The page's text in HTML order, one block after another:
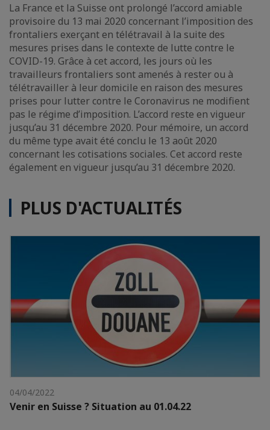
La France et la Suisse ont prolongé l’accord amiable
provisoire du 13 mai 2020 concernant l’imposition des
frontaliers exerçant en télétravail à la suite des
mesures prises dans le contexte de lutte contre le
COVID-19. Grâce à cet accord, les jours où les
travailleurs frontaliers sont amenés à rester ou à
télétravailler à leur domicile en raison des mesures
prises pour lutter contre le Coronavirus ne modifient
pas le régime d’imposition. L’accord reste en vigueur
jusqu’au 31 décembre 2020. Pour mémoire, un accord
du même type avait été conclu le 13 août 2020
concernant les cotisations sociales. Cet accord reste
également en vigueur jusqu’au 31 décembre 2020.
PLUS D'ACTUALITÉS
04/04/2022
Venir en Suisse ? Situation au 01.04.22